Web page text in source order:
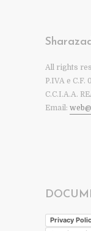
All rights
P.IVA e C.F.
C.C.I.A.A.
Email:
Privacy